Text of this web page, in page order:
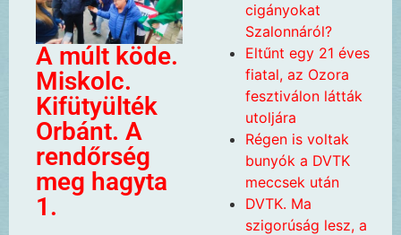
A múlt köde.
Miskolc.
Kifütyülték
Orbánt. A
rendőrség
meg hagyta
1.
cigányokat
Szalonnáról?
Eltűnt egy 21 éves
fiatal, az Ozora
fesztiválon látták
utoljára
Régen is voltak
bunyók a DVTK
meccsek után
DVTK. Ma
szigorúság lesz, a